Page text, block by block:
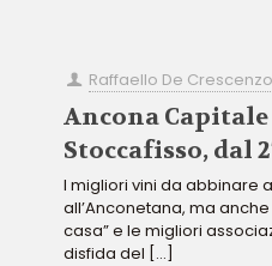
Raffaello De Crescenzo
Ancona
Stoccafisso, dal
I migliori vini da abbinare
all’Anconetana, ma
casa” e le migliori
disfida del […]